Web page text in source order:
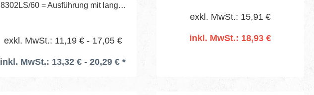
8302LS/60 = Ausführung mit langer
exkl. MwSt.: 11,19 € - 17,05 €
inkl. MwSt.: 13,32 € - 20,29 € *
exkl. MwSt.: 15,91 €
inkl. MwSt.: 18,93 €